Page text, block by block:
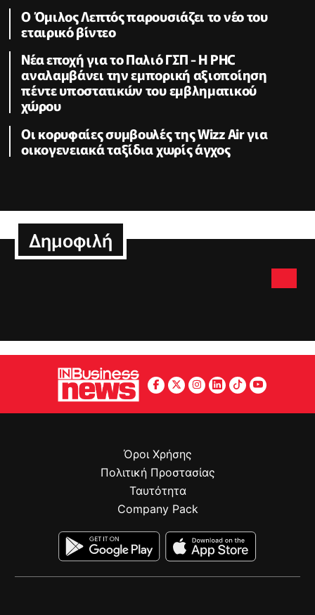
Ο Όμιλος Λεπτός παρουσιάζει το νέο του
εταιρικό βίντεο
Νέα εποχή για το Παλιό ΓΣΠ - Η PHC
αναλαμβάνει την εμπορική αξιοποίηση
πέντε υποστατικών του εμβληματικού
χώρου
Οι κορυφαίες συμβουλές της Wizz Air για
οικογενειακά ταξίδια χωρίς άγχος
Δημοφιλή
Όροι Χρήσης
Πολιτική Προστασίας
Ταυτότητα
Company Pack